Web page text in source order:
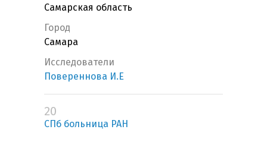
Самарская область
Город
Самара
Исследователи
Повереннова И.Е
20
СПб больница РАН